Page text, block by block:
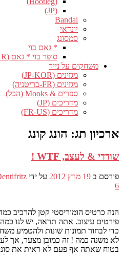
(JP)
Bandai
יונדאי
סמסונג
* גאם בוי
סופר בוי * גאם (KR)
משחקים על נייר
מגזינים (JP-KOR)
מגזינים (FR-בריטניה)
ספרים & Mooks (הכל)
מדריכים (JP)
מדריכים (FR-US)
ארכיון תג: הונג קונג
שודדי & לעצב, WTF !
פורסם ב 19 מרץ 2012 על ידי
6
הנה כרטיס הומוריסטי קטן להרכיב
פירטים עיצוב. אתה תראה, יש לנו
כדי לבחור תמונות שונות ולהטמיע
לא משנה כמה ! זה כמובן מצער, אך
בטוח שאתה אף פעם לא ראית את